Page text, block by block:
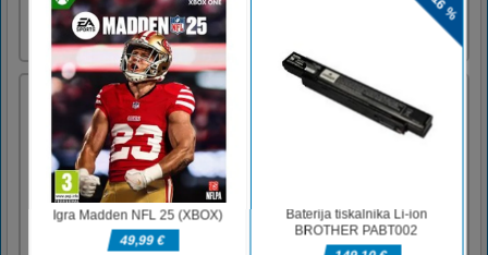
pridete do konca, na poti krogle. Daljše
povezave se lahko oblikujejo s pomočj [...]
Trials Ice Ride
Zapeljite se z motorjem po ledeni stezi za
preizkuse na prostem in premagajte številne
zapletene ovire. Poskrbite, da bo kolo za trial
uravnoteženo in se izogibajte padcu z
motocikla. Dokončajte progo v najkrajšem
času, da pridobite več točk in odklenete
različne dosežke.Namizne [...]